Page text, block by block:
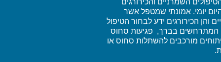
היום יומי. אמונתי שמטפל אשר
והן הכירורגים ידע לבחור הטיפול
המתרחשים בברך, פגיעות סחוס
מורכבים להשתלות סחוס או